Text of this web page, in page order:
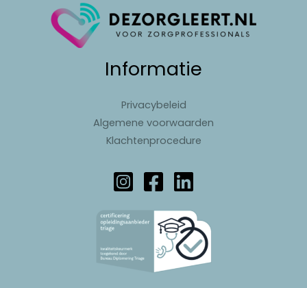
Informatie
Privacybeleid
Algemene voorwaarden
Klachtenprocedure